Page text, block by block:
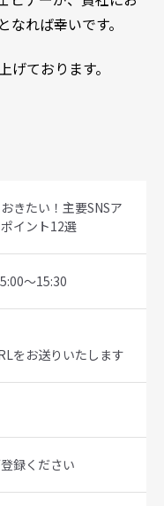
れば幸いです。
ております。
きたい！主要SNSア
イント12選
～15:30
をお送りいたします
録ください